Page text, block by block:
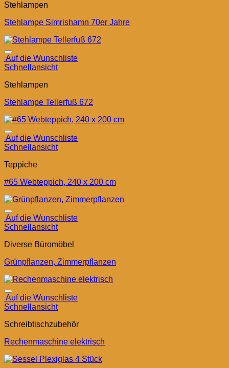
Stehlampen
Stehlampe Simrishamn 70er Jahre
Auf die Wunschliste
Schnellansicht
Stehlampen
Stehlampe Tellerfuß 672
Auf die Wunschliste
Schnellansicht
Teppiche
#65 Webteppich, 240 x 200 cm
Auf die Wunschliste
Schnellansicht
Diverse Büromöbel
Grünpflanzen, Zimmerpflanzen
Auf die Wunschliste
Schnellansicht
Schreibtischzubehör
Rechenmaschine elektrisch